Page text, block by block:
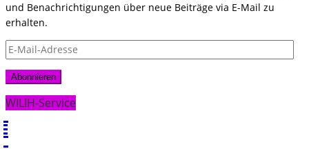
und Benachrichtigungen über neue Beiträge via E-Mail zu
erhalten.
E-
Mail-
Adresse
Abonnieren
WILIH-Service